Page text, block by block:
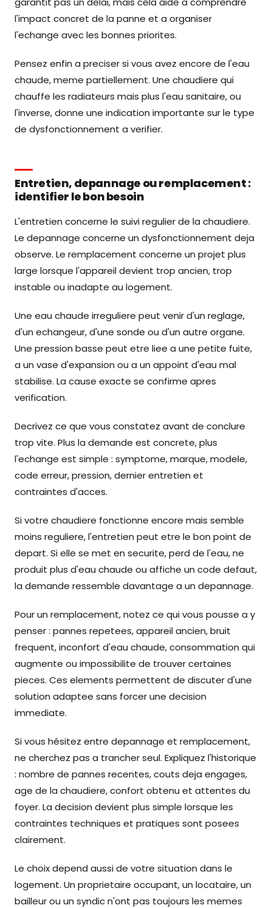
l'impact concret de la panne et a organiser
l'echange avec les bonnes priorites.
Pensez enfin a preciser si vous avez encore de l'eau
chaude, meme partiellement. Une chaudiere qui
chauffe les radiateurs mais plus l'eau sanitaire, ou
l'inverse, donne une indication importante sur le type
de dysfonctionnement a verifier.
Entretien, depannage ou remplacement :
identifier le bon besoin
L'entretien concerne le suivi regulier de la chaudiere.
Le depannage concerne un dysfonctionnement deja
observe. Le remplacement concerne un projet plus
large lorsque l'appareil devient trop ancien, trop
instable ou inadapte au logement.
Une eau chaude irreguliere peut venir d'un reglage,
d'un echangeur, d'une sonde ou d'un autre organe.
Une pression basse peut etre liee a une petite fuite,
a un vase d'expansion ou a un appoint d'eau mal
stabilise. La cause exacte se confirme apres
verification.
Decrivez ce que vous constatez avant de conclure
trop vite. Plus la demande est concrete, plus
l'echange est simple : symptome, marque, modele,
code erreur, pression, dernier entretien et
contraintes d'acces.
Si votre chaudiere fonctionne encore mais semble
moins reguliere, l'entretien peut etre le bon point de
depart. Si elle se met en securite, perd de l'eau, ne
produit plus d'eau chaude ou affiche un code defaut,
la demande ressemble davantage a un depannage.
Pour un remplacement, notez ce qui vous pousse a y
penser : pannes repetees, appareil ancien, bruit
frequent, inconfort d'eau chaude, consommation qui
augmente ou impossibilite de trouver certaines
pieces. Ces elements permettent de discuter d'une
solution adaptee sans forcer une decision
immediate.
Si vous hésitez entre depannage et remplacement,
ne cherchez pas a trancher seul. Expliquez l'historique
: nombre de pannes recentes, couts deja engages,
age de la chaudiere, confort obtenu et attentes du
foyer. La decision devient plus simple lorsque les
contraintes techniques et pratiques sont posees
clairement.
Le choix depend aussi de votre situation dans le
logement. Un proprietaire occupant, un locataire, un
bailleur ou un syndic n'ont pas toujours les memes